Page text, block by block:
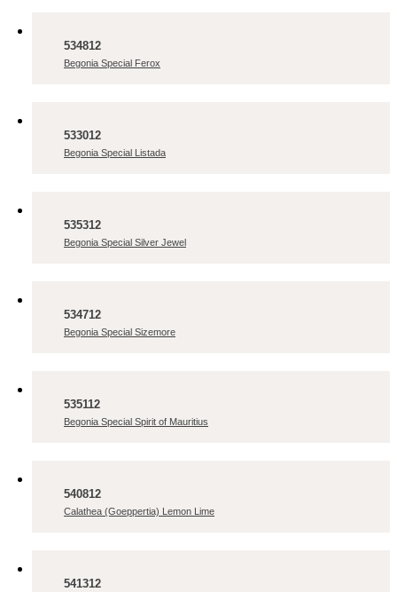
534812
Begonia Special Ferox
533012
Begonia Special Listada
535312
Begonia Special Silver Jewel
534712
Begonia Special Sizemore
535112
Begonia Special Spirit of Mauritius
540812
Calathea (Goeppertia) Lemon Lime
541312